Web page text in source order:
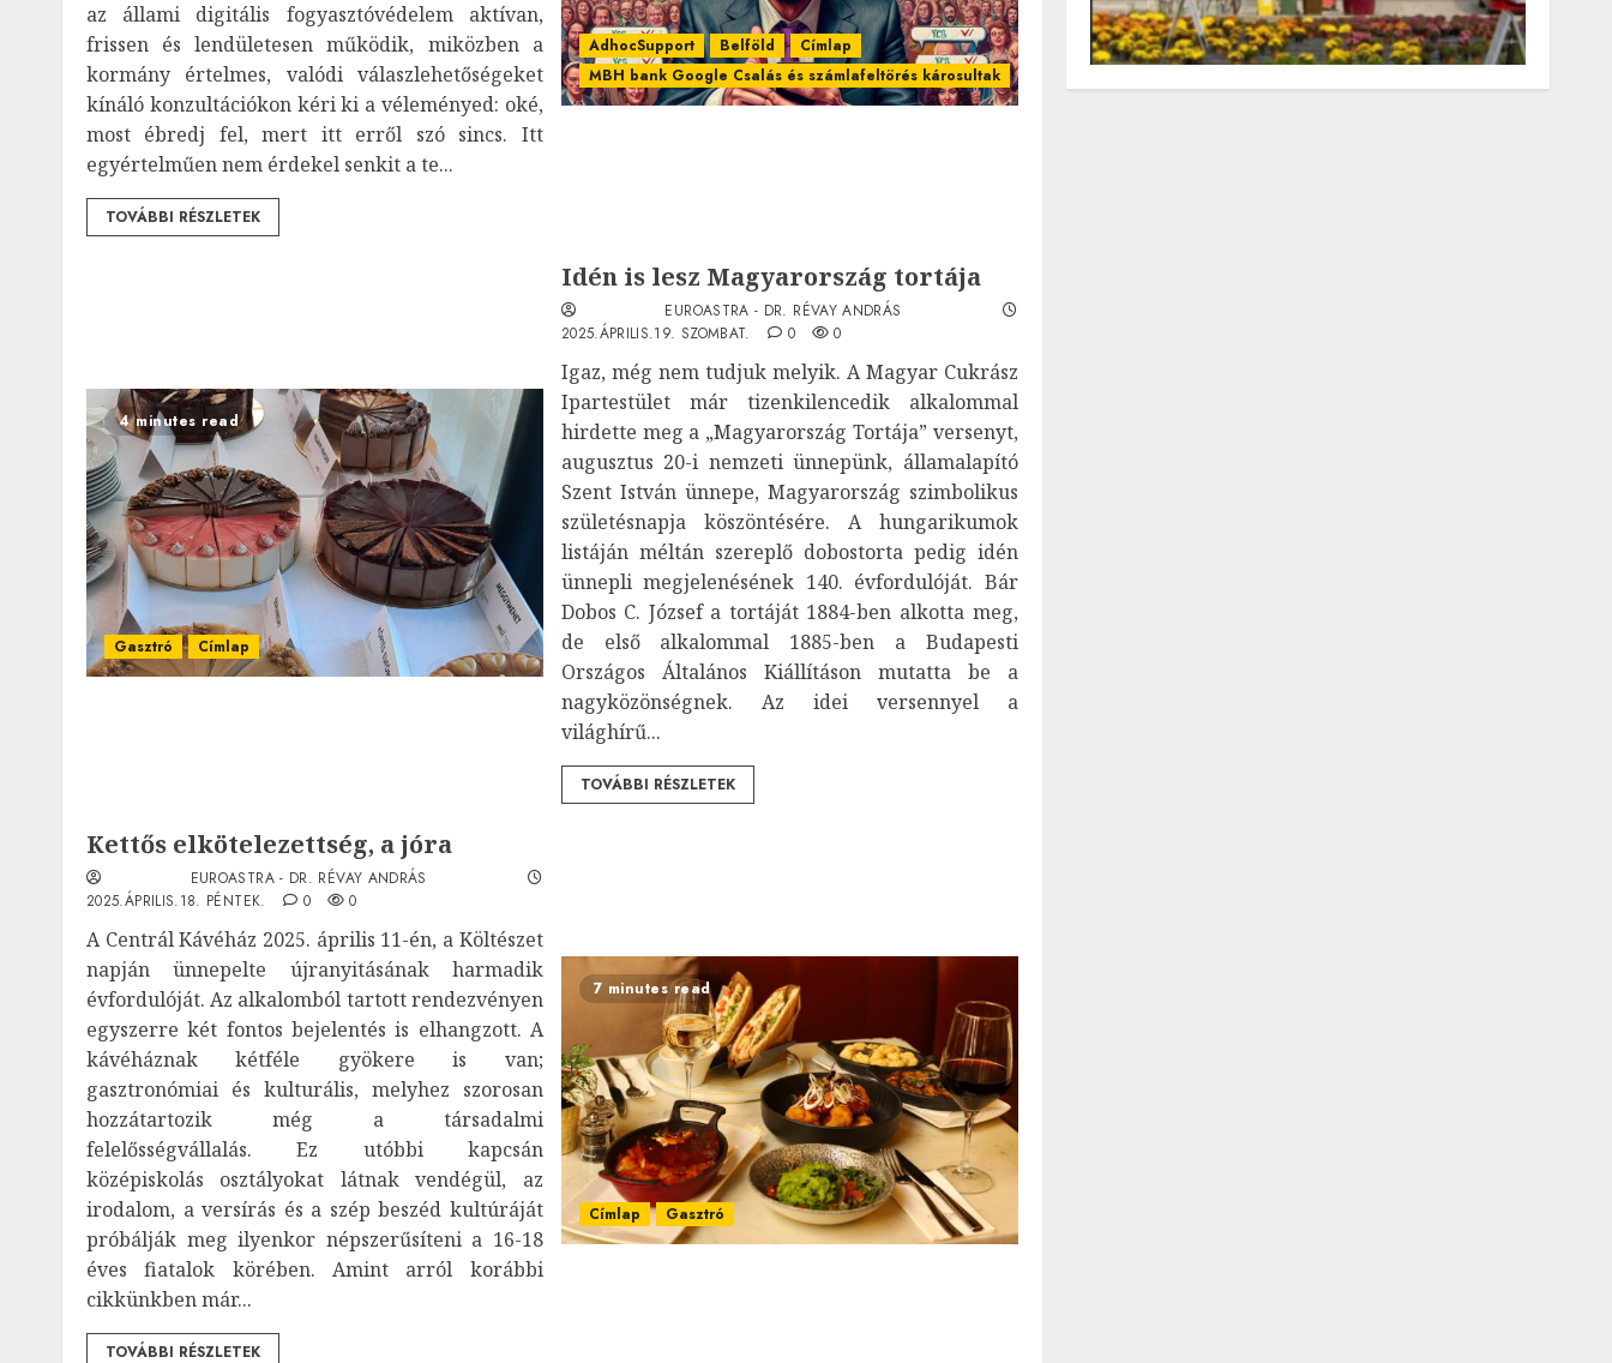
AdhocSupport Belföld
Címlap
MBH bank Google Csalás és számlafeltörés károsultak
az állami digitális fogyasztóvédelem aktívan,
frissen és lendületesen működik, miközben a
kormány értelmes, valódi válaszlehetőségeket
kínáló konzultációkon kéri ki a véleményed: oké,
most ébredj fel, mert itt erről szó sincs. Itt
egyértelműen nem érdekel senkit a te...
TOVÁBBI RÉSZLETEK
4 minutes read
Gasztró Címlap
Idén is lesz Magyarország tortája
EUROASTRA - DR. RÉVAY ANDRÁS
2025.ÁPRILIS.19. SZOMBAT.
0 0
Igaz, még nem tudjuk melyik. A Magyar Cukrász
Ipartestület már tizenkilencedik alkalommal
hirdette meg a „Magyarország Tortája” versenyt,
augusztus 20-i nemzeti ünnepünk, államalapító
Szent István ünnepe, Magyarország szimbolikus
születésnapja köszöntésére. A hungarikumok
listáján méltán szereplő dobostorta pedig idén
ünnepli megjelenésének 140. évfordulóját. Bár
Dobos C. József a tortáját 1884-ben alkotta meg,
de első alkalommal 1885-ben a Budapesti
Országos Általános Kiállításon mutatta be a
nagyközönségnek. Az idei versennyel a
világhírű...
TOVÁBBI RÉSZLETEK
7 minutes read
Címlap Gasztró
Kettős elkötelezettség, a jóra
EUROASTRA - DR. RÉVAY ANDRÁS
2025.ÁPRILIS.18. PÉNTEK.
0 0
A Centrál Kávéház 2025. április 11-én, a Költészet
napján ünnepelte újranyitásának harmadik
évfordulóját. Az alkalomból tartott rendezvényen
egyszerre két fontos bejelentés is elhangzott. A
kávéháznak kétféle gyökere is van;
gasztronómiai és kulturális, melyhez szorosan
hozzátartozik még a társadalmi
felelősségvállalás. Ez utóbbi kapcsán
középiskolás osztályokat látnak vendégül, az
irodalom, a versírás és a szép beszéd kultúráját
próbálják meg ilyenkor népszerűsíteni a 16-18
éves fiatalok körében. Amint arról korábbi
cikkünkben már...
TOVÁBBI RÉSZLETEK